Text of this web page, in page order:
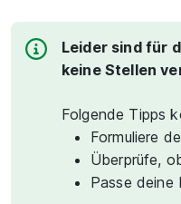
Leider sind für
keine Stellen
Folgende Tipps
Formuliere
Überprüfe,
Passe deine